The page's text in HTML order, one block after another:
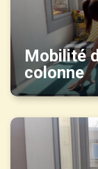
Mobilité
colonne